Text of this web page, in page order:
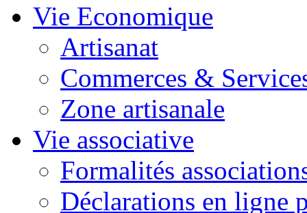
Vie Economique
Artisanat
Commerces &
Zone artisanale
Vie associative
Formalités
Déclarations en ligne